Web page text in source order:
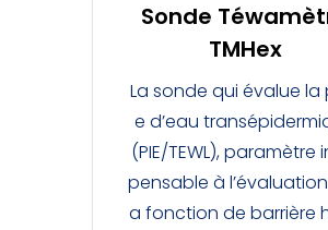
Sonde
TMHex
La sonde qui évalue la
e d’eau
(PIE/TEWL), paramètre
pensable à
a fonction de barrière